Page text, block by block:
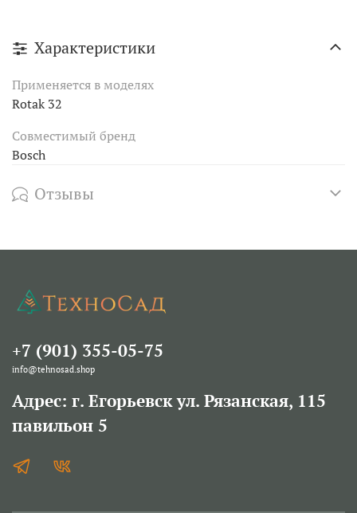
Характеристики
Применяется в моделях
Rotak 32
Совместимый бренд
Bosch
Отзывы
+7 (901) 355-05-75
info@tehnosad.shop
Адрес: г. Егорьевск ул. Рязанская, 115
павильон 5